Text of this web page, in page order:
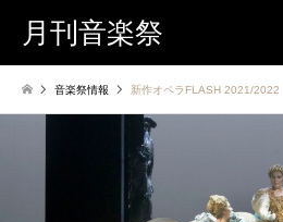
月刊音楽祭
音楽祭情報 新作オペラFLASH 2021/2022